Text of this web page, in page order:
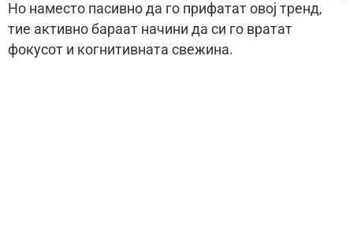
Но наместо пасивно да го прифатат овој тренд,
тие активно бараат начини да си го вратат
фокусот и когнитивната свежина.